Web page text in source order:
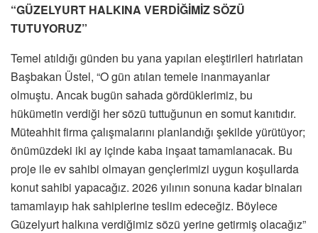
“GÜZELYURT HALKINA VERDİĞİMİZ SÖZÜ
TUTUYORUZ”
Temel atıldığı günden bu yana yapılan eleştirileri hatırlatan
Başbakan Üstel, “O gün atılan temele inanmayanlar
olmuştu. Ancak bugün sahada gördüklerimiz, bu
hükümetin verdiği her sözü tuttuğunun en somut kanıtıdır.
Müteahhit firma çalışmalarını planlandığı şekilde yürütüyor;
önümüzdeki iki ay içinde kaba inşaat tamamlanacak. Bu
proje ile ev sahibi olmayan gençlerimizi uygun koşullarda
konut sahibi yapacağız. 2026 yılının sonuna kadar binaları
tamamlayıp hak sahiplerine teslim edeceğiz. Böylece
Güzelyurt halkına verdiğimiz sözü yerine getirmiş olacağız”